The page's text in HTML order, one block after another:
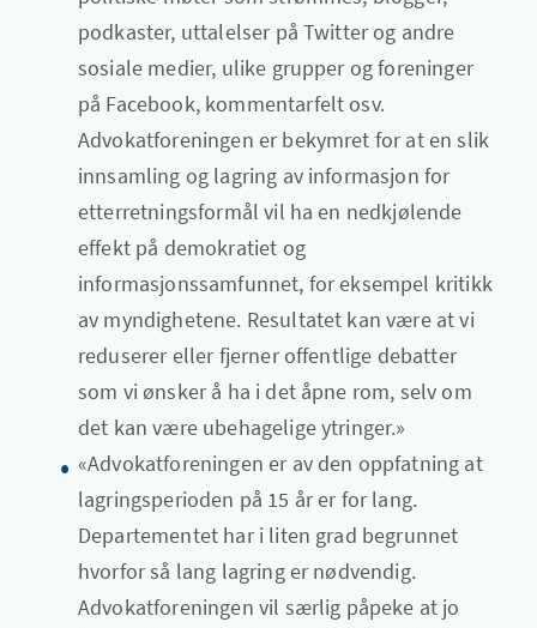
podkaster, uttalelser på Twitter og andre
sosiale medier, ulike grupper og foreninger
på Facebook, kommentarfelt osv.
Advokatforeningen er bekymret for at en slik
innsamling og lagring av informasjon for
etterretningsformål vil ha en nedkjølende
effekt på demokratiet og
informasjonssamfunnet, for eksempel kritikk
av myndighetene. Resultatet kan være at vi
reduserer eller fjerner offentlige debatter
som vi ønsker å ha i det åpne rom, selv om
det kan være ubehagelige ytringer.»
«Advokatforeningen er av den oppfatning at
lagringsperioden på 15 år er for lang.
Departementet har i liten grad begrunnet
hvorfor så lang lagring er nødvendig.
Advokatforeningen vil særlig påpeke at jo